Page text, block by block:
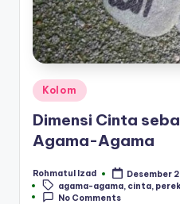
Posted
in
Kolom
Dimensi Cinta
Agama-Agama
Posted
by
Rohmatul Izad
Desember
Tags:agama-agama, cinta,
No Comments